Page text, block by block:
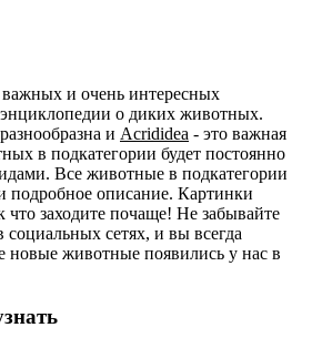
важных и очень интересных
о диких животных.
и Acrididea - это важная
в подкатегории будет постоянно
Все животные в подкатегории
подробное описание. Картинки
что заходите почаще! Не забывайте
социальных сетях, и вы всегда
новые животные появились у нас в